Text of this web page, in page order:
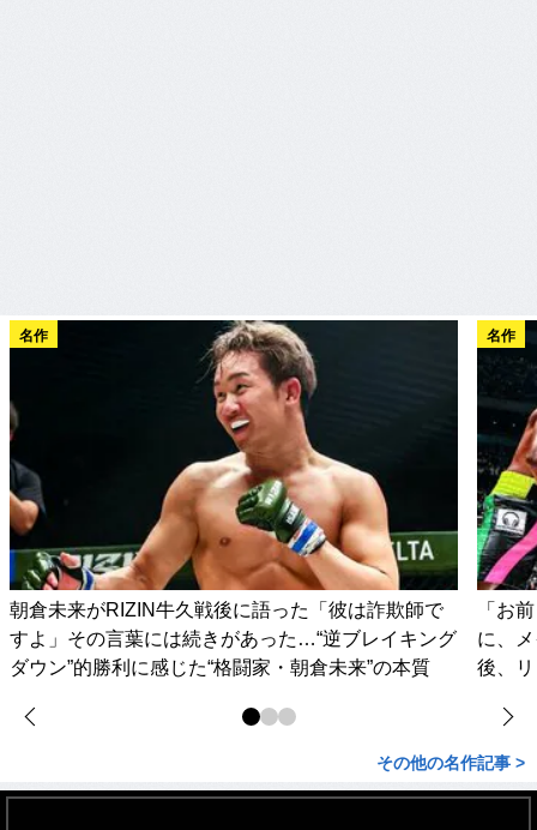
名作
朝倉未来がRIZIN牛久戦後に語った「彼は詐欺師で
すよ」その言葉には続きがあった…“逆ブレイキング
ダウン”的勝利に感じた“格闘家・朝倉未来”の本質
名作
「お
に、
後、
その他の名作記事 >